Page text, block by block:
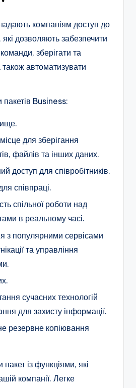
компаніям доступ до
які дозволяють забезпечити
зберігати та
автоматизувати
Business:
для зберігання
файлів та інших даних.
доступ для співробітників.
співпраці.
спільної роботи над
в реальному часі.
з популярними сервісами
та управління
сучасних технологій
для захисту інформації.
резервне копіювання
із функціями, які
компанії. Легке